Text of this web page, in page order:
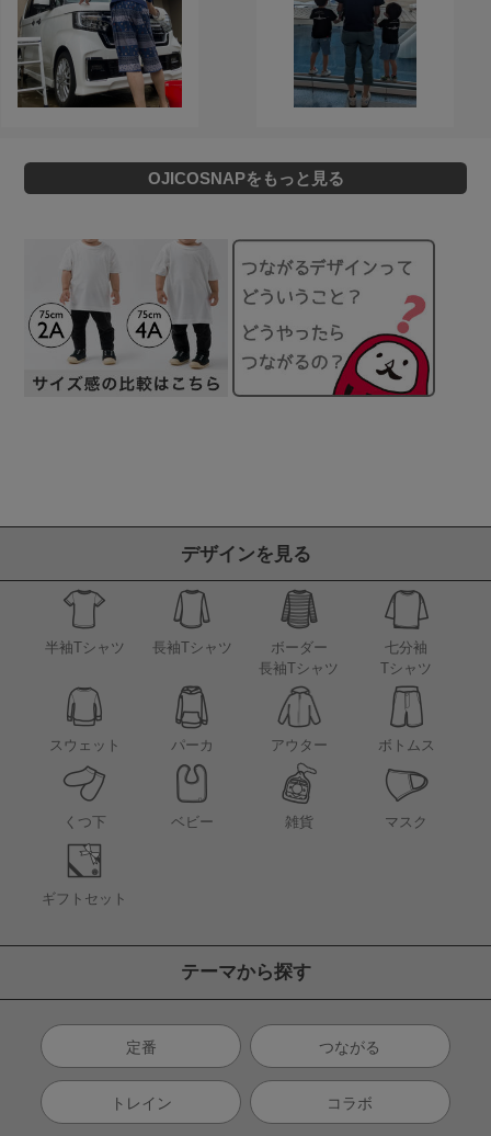
OJICOSNAPをもっと見る
デザインを見る
半袖Tシャツ 長袖Tシャツ
ボーダー
長袖Tシャツ
七分袖
Tシャツ
スウェット パーカ アウター ボトムス
くつ下 ベビー 雑貨 マスク
ギフトセット
テーマから探す
定番 つながる
トレイン コラボ